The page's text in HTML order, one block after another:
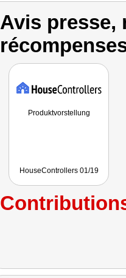
Avis presse,
Produktvorstellung
HouseControllers 01/19